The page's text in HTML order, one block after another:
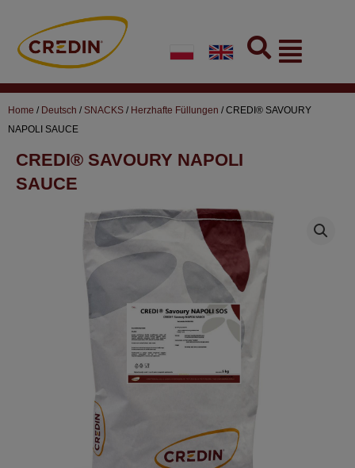
content
Flyout
Menu
Home / Deutsch / SNACKS / Herzhafte Füllungen / CREDI® SAVOURY
NAPOLI SAUCE
CREDI® SAVOURY NAPOLI
SAUCE